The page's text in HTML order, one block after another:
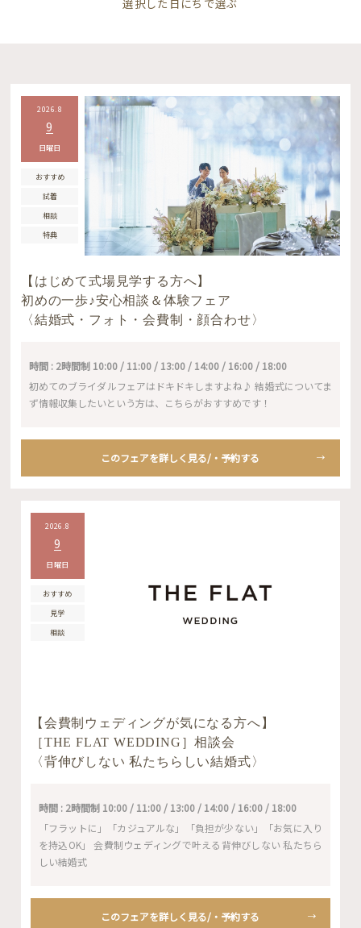
2026.8
9
日曜日
おすすめ
試着
相談
特典
【はじめて式場見学する方へ】
初めの一歩♪安心相談＆体験フェア
〈結婚式・フォト・会費制・顔合わせ〉
時間 : 2時間制 10:00 / 11:00 / 13:00 / 14:00 / 16:00 / 18:00
初めてのブライダルフェアはドキドキしますよね♪ 結婚式についてま
ず情報収集したいという方は、こちらがおすすめです！
このフェアを詳しく見る/・予約する
2026.8
9
日曜日
おすすめ
見学
相談
【会費制ウェディングが気になる方へ】
［THE FLAT WEDDING］相談会
〈背伸びしない 私たちらしい結婚式〉
時間 : 2時間制 10:00 / 11:00 / 13:00 / 14:00 / 16:00 / 18:00
「フラットに」「カジュアルな」「負担が少ない」「お気に入り
を持込OK」 会費制ウェディングで叶える背伸びしない 私たちら
しい結婚式
このフェアを詳しく見る/・予約する